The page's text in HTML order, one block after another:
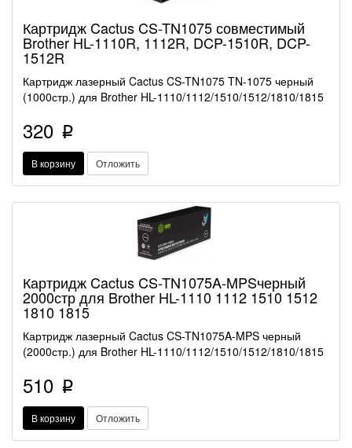
Картридж Cactus CS-TN1075 совместимый
Brother HL-1110R, 1112R, DCP-1510R, DCP-
1512R
Картридж лазерный Cactus CS-TN1075 TN-1075 черный
(1000стр.) для Brother HL-1110/1112/1510/1512/1810/1815
320 p
В корзину Отложить
Картридж Cactus CS-TN1075A-MPSчерный
2000стр для Brother HL-1110 1112 1510 1512
1810 1815
Картридж лазерный Cactus CS-TN1075A-MPS черный
(2000стр.) для Brother HL-1110/1112/1510/1512/1810/1815
510 p
В корзину Отложить